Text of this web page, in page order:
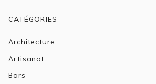
CATÉGORIES
Architecture
Artisanat
Bars